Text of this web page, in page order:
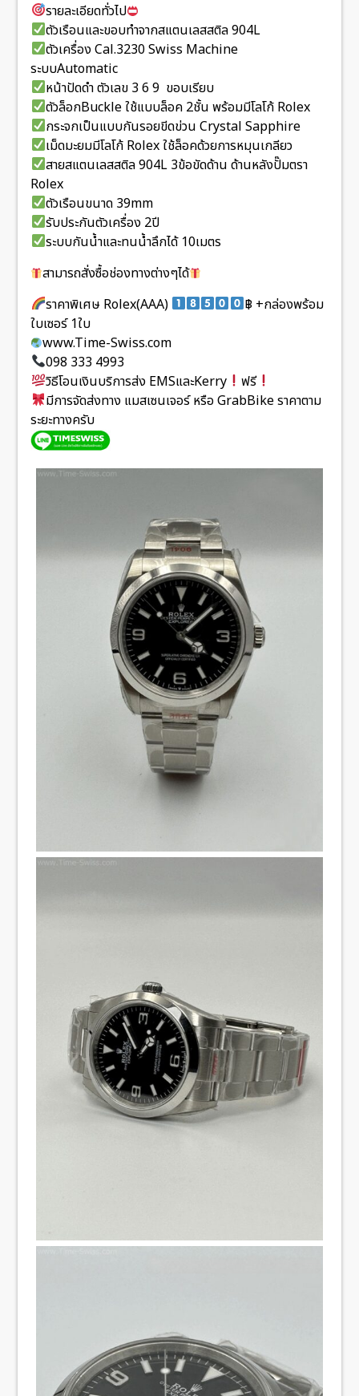
รายละเอียดทั่วไป
ตัวเรือนและขอบทำจากสแตนเลสสติล 904L
ตัวเครื่อง Cal.3230 Swiss Machine
ระบบAutomatic
หน้าปัดดำ ตัวเลข 3 6 9 ขอบเรียบ
ตัวล็อกBuckle ใช้แบบล็อค 2ชั้น พร้อมมีโลโก้ Rolex
กระจกเป็นแบบกันรอยขีดข่วน Crystal Sapphire
เม็ดมะยมมีโลโก้ Rolex ใช้ล็อคด้วยการหมุนเกลียว
สายสแตนเลสสติล 904L 3ข้อขัดด้าน ด้านหลังปั๊มตรา
Rolex
ตัวเรือนขนาด 39mm
รับประกันตัวเครื่อง 2ปี
ระบบกันน้ำและทนน้ำลึกได้ 10เมตร
สามารถสั่งซื้อช่องทางต่างๆได้
ราคาพิเศษ Rolex(AAA)
฿ +กล่องพร้อม
ใบเซอร์ 1ใบ
www.Time-Swiss.com
098 333 4993
วิธีโอนเงินบริการส่ง EMSและKerry
ฟรี
มีการจัดส่งทาง แมสเซนเจอร์ หรือ GrabBike ราคาตาม
ระยะทางครับ